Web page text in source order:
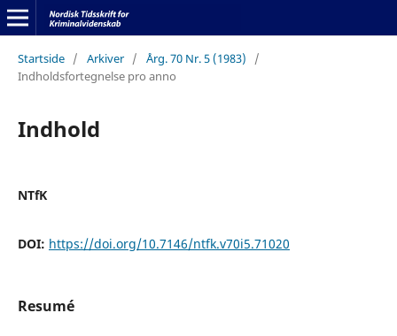
Startside / Arkiver / Årg. 70 Nr. 5 (1983)
/
Indholdsfortegnelse pro anno
Indhold
NTfK
DOI: https://doi.org/10.7146/ntfk.v70i5.71020
Resumé